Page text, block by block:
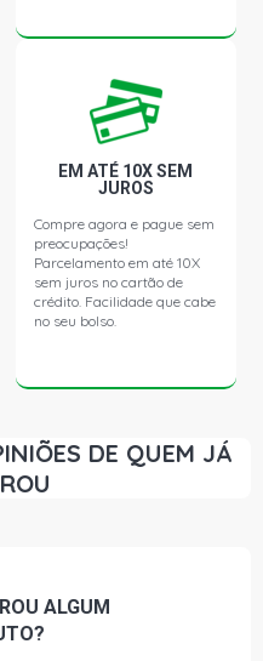
EM ATÉ 10X SEM
JUROS
Compre agora e pague sem
preocupações!
Parcelamento em até 10X
sem juros no cartão de
crédito. Facilidade que cabe
no seu bolso.
DE QUEM JÁ
ALGUM